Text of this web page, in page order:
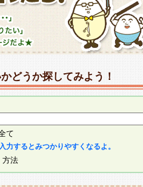
どうか探してみよう！
て
力するとみつかりやすくなるよ。
法